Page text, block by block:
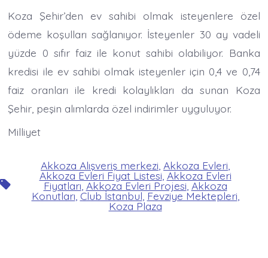
Koza Şehir’den ev sahibi olmak isteyenlere özel
ödeme koşulları sağlanıyor. İsteyenler 30 ay vadeli
yüzde 0 sıfır faiz ile konut sahibi olabiliyor. Banka
kredisi ile ev sahibi olmak isteyenler için 0,4 ve 0,74
faiz oranları ile kredi kolaylıkları da sunan Koza
Şehir, peşin alımlarda özel indirimler uyguluyor.
Milliyet
Etiketler
Akkoza Alışveriş merkezi Akkoza Evleri
Akkoza Evleri Fiyat Listesi Akkoza Evleri
Fiyatları Akkoza Evleri Projesi Akkoza
Konutları Club İstanbul Fevziye Mektepleri
Koza Plaza